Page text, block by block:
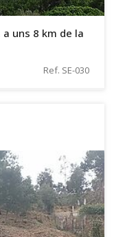
uns 8 km de la
Ref. SE-030